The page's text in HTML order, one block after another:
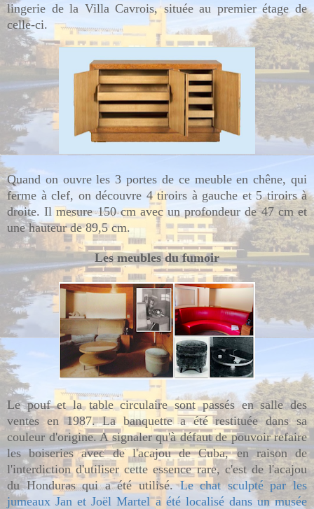
lingerie de la Villa Cavrois, située au premier étage de
celle-ci.
Quand on ouvre les 3 portes de ce meuble en chêne, qui
ferme à clef, on découvre 4 tiroirs à gauche et 5 tiroirs à
droite. Il mesure 150 cm avec un profondeur de 47 cm et
une hauteur de 89,5 cm.
Les meubles du fumoir
Le pouf et la table circulaire sont passés en salle des
ventes en 1987. La banquette a été restituée dans sa
couleur d'origine. A signaler qu'à défaut de pouvoir refaire
les boiseries avec de l'acajou de Cuba, en raison de
l'interdiction d'utiliser cette essence rare, c'est de l'acajou
du Honduras qui a été utilisé.Le chat sculpté par les
jumeaux Jan et Joël Martel a été localisé dans un musée